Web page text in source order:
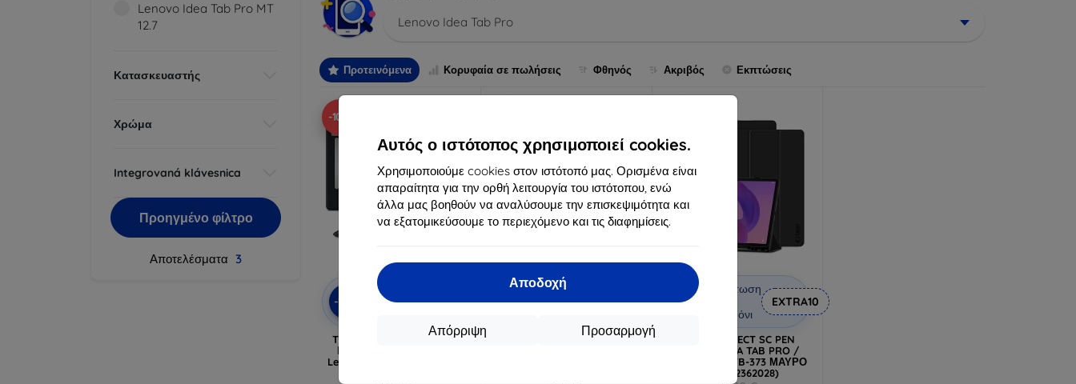
Αυτός ο ιστότοπος χρησιμοποιεί cookies.
Χρησιμοποιούμε cookies στον ιστότοπό μας. Ορισμένα είναι
απαραίτητα για την ορθή λειτουργία του ιστότοπου, ενώ
άλλα μας βοηθούν να αναλύσουμε την επισκεψιμότητα και
να εξατομικεύσουμε το περιεχόμενο και τις διαφημίσεις.
Αποδοχή
Προσαρμογή
Απόρριψη
Lenovo Idea Tab Pro MT
12.7
Κατασκευαστής
Χρώμα
Integrovaná klávesnica
Προηγμένο φίλτρο
Αποτελέσματα 3
Lenovo Idea Tab Pro
Προτεινόμενα Κορυφαία σε πωλήσεις Φθηνός Ακριβός Εκπτώσεις
-10%
-10%
Έκπτωση
EXTRA10
TECH-PROTECT SC PEN +
Πληκτρολόγιο θήκη για
Lenovo Idea Tab Pro / Pro
-10%
Έκπτωση
με
EXTRA10
TECH-PROTECT SC PEN θήκη
-10%
Έκπτωση
κουπόνι
EXTRA10
TECH-PROTECT SC PEN
LENOVO IDEA TAB PRO /
PRO MT 12.7 TB-373 ΜΑΥΡΟ
(5906302362028)